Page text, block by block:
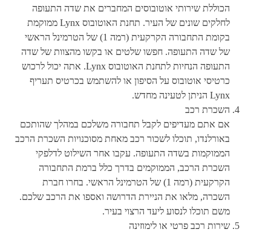
הכוללת שירותי אוטובוסים המחברים את שדה התעופה
לחלקים שונים של העיר. תחנת האוטובוס Lynx ממוקמת
בקומת התחבורה הקרקעית (רמה 1) של הטרמינל הראשי
של שדה התעופה. חפשו שלטים או בקשו מהצוות של שדה
התעופה הנחיות לתחנת האוטובוס Lynx. אתה יכול לרכוש
כרטיסי אוטובוס על הסיפון או להשתמש בכרטיס תעריף
Lynx הניתן לטעינה מחדש.
השכרת רכב
אם אתם מעדיפים לקבל תחבורה משלכם במהלך שהותכם
באורלנדו, תוכלו לשכור רכב מאחת מסוכנויות השכרת הרכב
הממוקמות בשדה התעופה. עקבו אחר השילוט לדלפקי
השכרת הרכב, הממוקמים בדרך כלל ברמת התחבורה
הקרקעית (רמה 1) של הטרמינל הראשי. בחרו חברת
השכרה, מלאו את הניירת הדרושה ואספו את הרכב שלכם.
משם תוכלו לנסוע ליעד הרצוי בעיר.
שירות רכב פרטי או לימוזינה